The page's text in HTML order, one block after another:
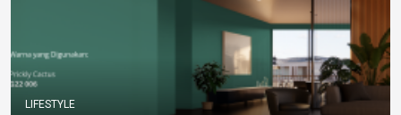
LIFESTYLE